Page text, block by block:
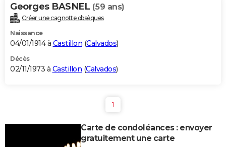
Georges BASNEL (59 ans)
Créer une cagnotte obsèques
Naissance
04/01/1914 à Castillon (Calvados)
Décès
02/11/1973 à Castillon (Calvados)
1
Carte de condoléances : envoyer
gratuitement une carte